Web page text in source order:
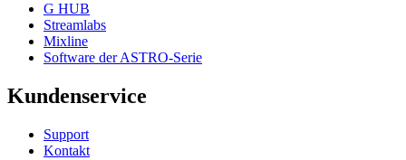
G HUB
Streamlabs
Mixline
Software der ASTRO-Serie
Kundenservice
Support
Kontakt